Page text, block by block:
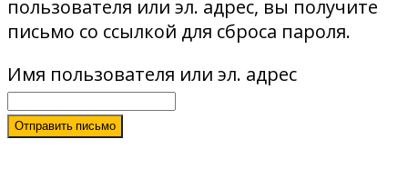
пользователя или эл. адрес, вы получите
письмо со ссылкой для сброса пароля.
Имя пользователя или эл. адрес
Отправить письмо